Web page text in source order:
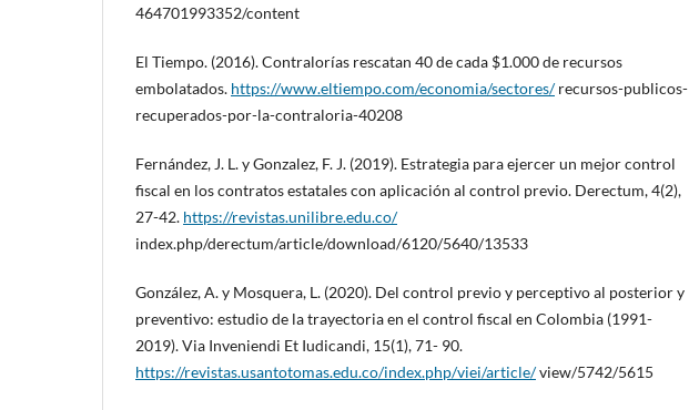
464701993352/content
El Tiempo. (2016). Contralorías rescatan 40 de cada $1.000 de recursos
embolatados. https://www.eltiempo.com/economia/sectores/recursos-publicos-
recuperados-por-la-contraloria-40208
Fernández, J. L. y Gonzalez, F. J. (2019). Estrategia para ejercer un mejor control
fiscal en los contratos estatales con aplicación al control previo. Derectum, 4(2),
27-42. https://revistas.unilibre.edu.co/
index.php/derectum/article/download/6120/5640/13533
González, A. y Mosquera, L. (2020). Del control previo y perceptivo al posterior y
preventivo: estudio de la trayectoria en el control fiscal en Colombia (1991-
2019). Via Inveniendi Et Iudicandi, 15(1), 71- 90.
https://revistas.usantotomas.edu.co/index.php/viei/article/view/5742/5615